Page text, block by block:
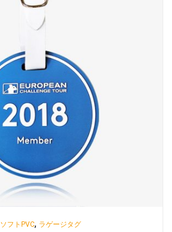
ソフトPVC, ラゲージタグ